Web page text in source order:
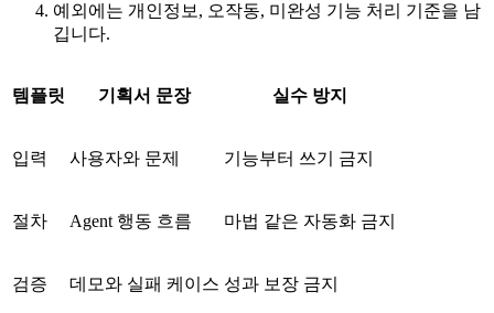
예외에는 개인정보, 오작동, 미완성 기능 처리 기준을 남
깁니다.
템플릿 기획서 문장 실수 방지
입력 사용자와 문제 기능부터 쓰기 금지
절차 Agent 행동 흐름 마법 같은 자동화 금지
검증 데모와 실패 케이스 성과 보장 금지